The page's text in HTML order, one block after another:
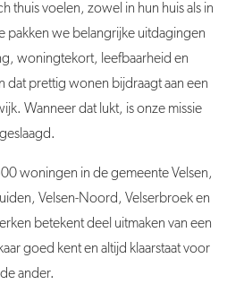
thuis voelen, zowel in hun huis als in
pakken we belangrijke uitdagingen
woningtekort, leefbaarheid en
dat prettig wonen bijdraagt aan een
Wanneer dat lukt, is onze missie
geslaagd.
woningen in de gemeente Velsen,
Velsen-Noord, Velserbroek en
betekent deel uitmaken van een
goed kent en altijd klaarstaat voor
de ander.